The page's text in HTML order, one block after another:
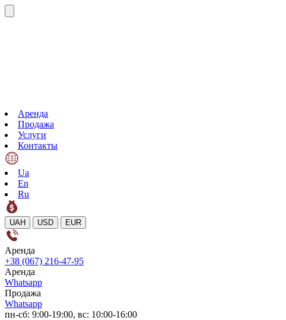
Аренда
Продажа
Услуги
Контакты
Ua
En
Ru
UAH USD EUR
Аренда
+38 (067) 216-47-95
Аренда
Whatsapp
Продажа
Whatsapp
пн-сб: 9:00-19:00, вс: 10:00-16:00